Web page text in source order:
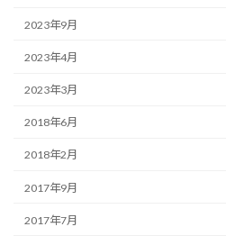
2023年9月
2023年4月
2023年3月
2018年6月
2018年2月
2017年9月
2017年7月